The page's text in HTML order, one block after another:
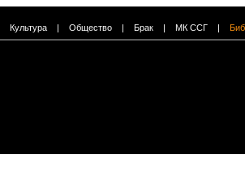
Культура | Общество | Брак | МК ССГ |